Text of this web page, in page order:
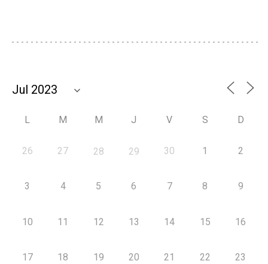
L M M J V S D
26 27 28 29 30 1 2
3 4 5 6 7 8 9
10 11 12 13 14 15 16
17 18 19 20 21 22 23